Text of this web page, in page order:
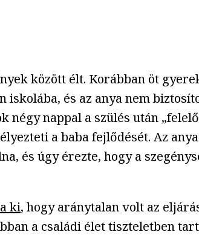
között élt. Korábban öt
és az anya nem
nappal a szülés után
a baba fejlődését. Az
és úgy érezte, hogy a
ki, hogy aránytalan volt az
a családi élet tiszteletben